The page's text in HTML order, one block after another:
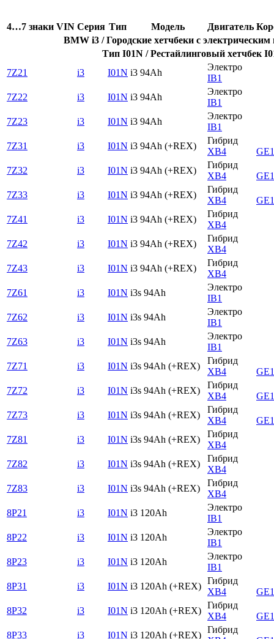
4…7 знаки VIN Серия Тип Модель Двигатель
BMW i3 / Городские хетчбеки с
Тип I01N / Рестайлинговый хетчбек
7Z21
i3 I01N i3 94Ah
Электро
IB1
7Z22
i3 I01N i3 94Ah
Электро
IB1
7Z23
i3 I01N i3 94Ah
Электро
IB1
7Z31
i3 I01N i3 94Ah (+REX)
Гибрид
XB4
7Z32
i3 I01N i3 94Ah (+REX)
Гибрид
XB4
7Z33
i3 I01N i3 94Ah (+REX)
Гибрид
XB4
7Z41
i3 I01N i3 94Ah (+REX)
Гибрид
XB4
7Z42
i3 I01N i3 94Ah (+REX)
Гибрид
XB4
7Z43
i3 I01N i3 94Ah (+REX)
Гибрид
XB4
7Z61
i3 I01N i3s 94Ah
Электро
IB1
7Z62
i3 I01N i3s 94Ah
Электро
IB1
7Z63
i3 I01N i3s 94Ah
Электро
IB1
7Z71
i3 I01N i3s 94Ah (+REX)
Гибрид
XB4
7Z72
i3 I01N i3s 94Ah (+REX)
Гибрид
XB4
7Z73
i3 I01N i3s 94Ah (+REX)
Гибрид
XB4
7Z81
i3 I01N i3s 94Ah (+REX)
Гибрид
XB4
7Z82
i3 I01N i3s 94Ah (+REX)
Гибрид
XB4
7Z83
i3 I01N i3s 94Ah (+REX)
Гибрид
XB4
8P21
i3 I01N i3 120Ah
Электро
IB1
8P22
i3 I01N i3 120Ah
Электро
IB1
8P23
i3 I01N i3 120Ah
Электро
IB1
8P31
i3 I01N i3 120Ah (+REX)
Гибрид
XB4
8P32
i3 I01N i3 120Ah (+REX)
Гибрид
XB4
8P33
i3 I01N i3 120Ah (+REX)
Гибрид